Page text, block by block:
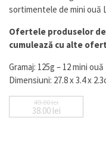
evaluări
clienți
sortimentele de mini ouă
Ofertele produselor de
cumulează cu alte
Gramaj: 125g – 12 mini
Dimensiuni: 27.8 x 3.4 x
49.00lei
Prețul inițial a
38.00 lei
Prețul curent